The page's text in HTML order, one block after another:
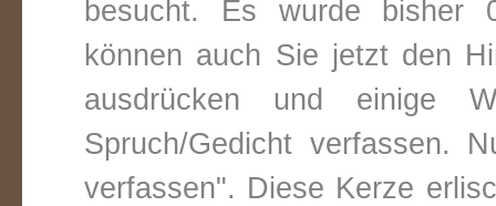
besucht. Es wurde bisher
können auch Sie jetzt den
ausdrücken und einige
Spruch/Gedicht verfassen.
verfassen". Diese Kerze